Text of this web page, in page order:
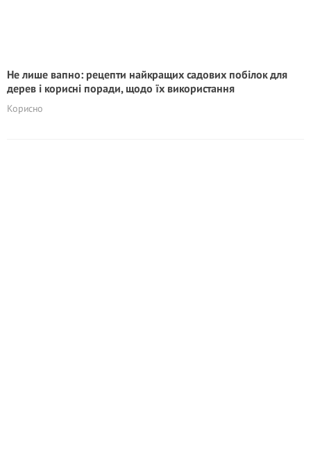
Не лише вапно: рецепти найкращих садових побілок для
дерев і корисні поради, щодо їх використання
Корисно